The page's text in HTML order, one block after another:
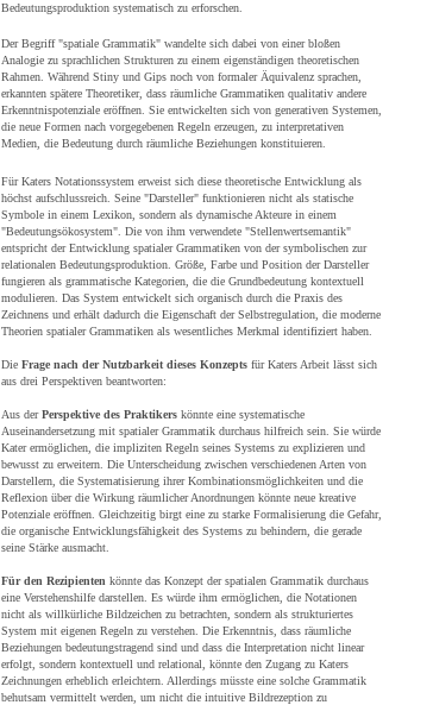
Bedeutungsproduktion systematisch zu erforschen.
Der Begriff "spatiale Grammatik" wandelte sich dabei von einer bloßen
Analogie zu sprachlichen Strukturen zu einem eigenständigen theoretischen
Rahmen. Während Stiny und Gips noch von formaler Äquivalenz sprachen,
erkannten spätere Theoretiker, dass räumliche Grammatiken qualitativ andere
Erkenntnispotenziale eröffnen. Sie entwickelten sich von generativen Systemen,
die neue Formen nach vorgegebenen Regeln erzeugen, zu interpretativen
Medien, die Bedeutung durch räumliche Beziehungen konstituieren.
Für Katers Notationssystem erweist sich diese theoretische Entwicklung als
höchst aufschlussreich. Seine "Darsteller" funktionieren nicht als statische
Symbole in einem Lexikon, sondern als dynamische Akteure in einem
"Bedeutungsökosystem". Die von ihm verwendete "Stellenwertsemantik"
entspricht der Entwicklung spatialer Grammatiken von der symbolischen zur
relationalen Bedeutungsproduktion. Größe, Farbe und Position der Darsteller
fungieren als grammatische Kategorien, die die Grundbedeutung kontextuell
modulieren. Das System entwickelt sich organisch durch die Praxis des
Zeichnens und erhält dadurch die Eigenschaft der Selbstregulation, die moderne
Theorien spatialer Grammatiken als wesentliches Merkmal identifiziert haben.
Die Frage nach der Nutzbarkeit dieses Konzepts für Katers Arbeit lässt sich
aus drei Perspektiven beantworten:
Aus derPerspektive des Praktikers könnte eine systematische
Auseinandersetzung mit spatialer Grammatik durchaus hilfreich sein. Sie würde
Kater ermöglichen, die impliziten Regeln seines Systems zu explizieren und
bewusst zu erweitern. Die Unterscheidung zwischen verschiedenen Arten von
Darstellern, die Systematisierung ihrer Kombinationsmöglichkeiten und die
Reflexion über die Wirkung räumlicher Anordnungen könnte neue kreative
Potenziale eröffnen. Gleichzeitig birgt eine zu starke Formalisierung die Gefahr,
die organische Entwicklungsfähigkeit des Systems zu behindern, die gerade
seine Stärke ausmacht.
Für den Rezipienten könnte das Konzept der spatialen Grammatik durchaus
eine Verstehenshilfe darstellen. Es würde ihm ermöglichen, die Notationen
nicht als willkürliche Bildzeichen zu betrachten, sondern als strukturiertes
System mit eigenen Regeln zu verstehen. Die Erkenntnis, dass räumliche
Beziehungen bedeutungstragend sind und dass die Interpretation nicht linear
erfolgt, sondern kontextuell und relational, könnte den Zugang zu Katers
Zeichnungen erheblich erleichtern. Allerdings müsste eine solche Grammatik
behutsam vermittelt werden, um nicht die intuitive Bildrezeption zu